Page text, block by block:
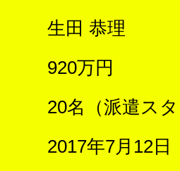
生田 恭理
920万円
20名（派遣ス
2017年7月12日